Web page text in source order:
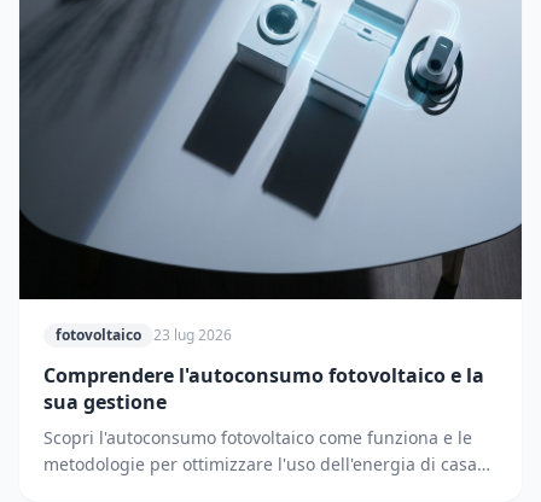
fotovoltaico 23 lug 2026
Comprendere l'autoconsumo fotovoltaico e la
sua gestione
Scopri l'autoconsumo fotovoltaico come funziona e le
metodologie per ottimizzare l'uso dell'energia di casa